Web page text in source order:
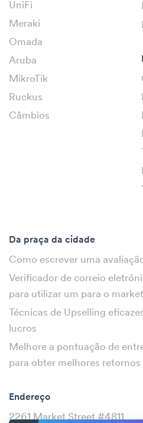
UniFi
Meraki
Omada
Aruba
MikroTik
Ruckus
Câmbios
Da praça da cidade
Como escrever uma
Verificador de correio
para utilizar um para o
Técnicas de Upselling
lucros
Melhore a pontuação de
para obter melhores retornos
Endereço
2261 Market Street #4811